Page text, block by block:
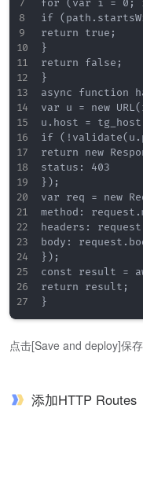
for (var i = 0;
if
return true;
}
return false;
}
async function
var u = new
u.host =
if
return new
status: 403
});
var req = new
method:
headers:
body:
});
const result =
return result;
点击[Save and deploy]保存
添加HTTP Routes